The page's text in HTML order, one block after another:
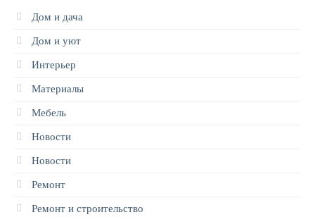
Дом и дача
Дом и уют
Интерьер
Материалы
Мебель
Новости
Новости
Ремонт
Ремонт и строительство